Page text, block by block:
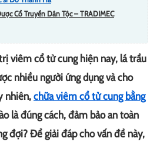
Cổ Truyền Dân Tộc – TRADIMEC
viêm cổ tử cung hiện nay, lá trầu
nhiều người ứng dụng và cho
nhiên,chữa viêm cổ tử cung bằng
là đúng cách, đảm bảo an toàn
đợi? Để giải đáp cho vấn đề này,